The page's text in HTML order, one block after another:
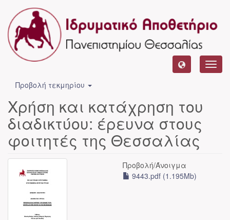
Προβολή τεκμηρίου
Χρήση και κατάχρηση του
διαδικτύου: έρευνα στους
φοιτητές της Θεσσαλίας
Προβολή/Άνοιγμα
9443.pdf (1.195Mb)